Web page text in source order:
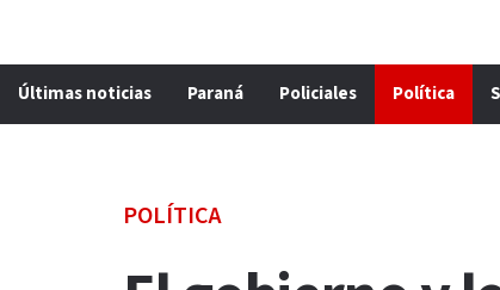
Últimas noticias Paraná Policiales Política
POLÍTICA